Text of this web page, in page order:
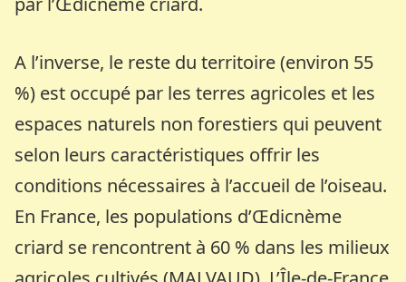
A l’inverse, le reste du territoire (environ 55
%) est occupé par les terres agricoles et les
espaces naturels non forestiers qui peuvent
selon leurs caractéristiques offrir les
conditions nécessaires à l’accueil de l’oiseau.
En France, les populations d’Œdicnème
criard se rencontrent à 60 % dans les milieux